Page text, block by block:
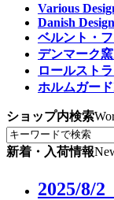
Various
Danish Design
ベルント・
デンマーク窯
ロールスト
ホルムガード
ショップ内検索
新着・入荷情報
2025/8/